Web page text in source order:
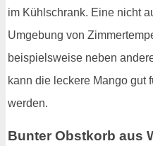
im Kühlschrank. Eine nicht
Umgebung von
beispielsweise neben
kann die leckere Mango gut
werden.
Bunter Obstkorb aus